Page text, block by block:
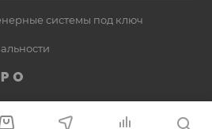
системы под ключ